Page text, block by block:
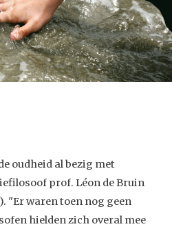
oudheid al bezig met
prof. Léon de Bruin
"Er waren toen nog geen
hielden zich overal mee